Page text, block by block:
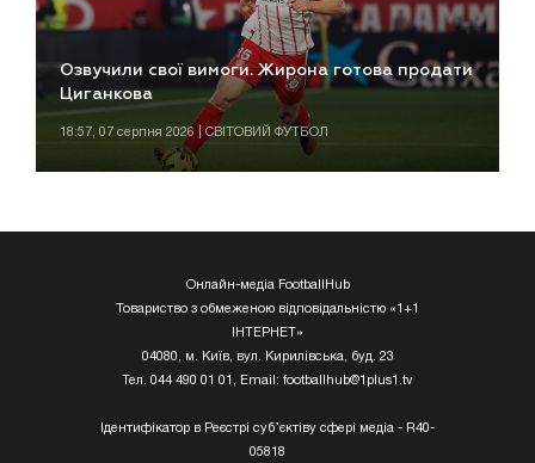
Озвучили свої вимоги. Жирона готова продати
Циганкова
18:57, 07 серпня 2026 | СВІТОВИЙ ФУТБОЛ
Онлайн-медіа FootballHub
Товариство з обмеженою відповідальністю «1+1
ІНТЕРНЕТ»
04080, м. Київ, вул. Кирилівська, буд. 23
Тел. 044 490 01 01, Email: footballhub@1plus1.tv
Ідентифікатор в Реєстрі суб’єктіву сфері медіа - R40-
05818